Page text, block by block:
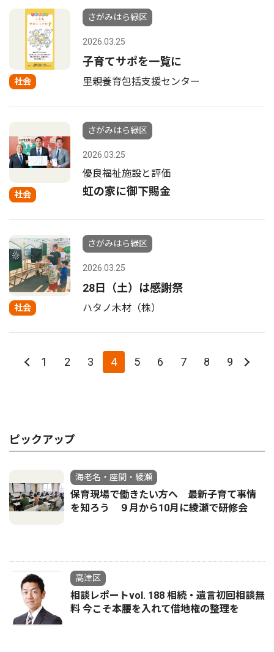
社会
さがみはら緑区
2026.03.25
子育てサポを一覧に
里親養育包括支援センター
社会
さがみはら緑区
2026.03.25
優良福祉施設と評価
虹の家に御下賜金
社会
さがみはら緑区
2026.03.25
28日（土）は感謝祭
ハタノ木材（株）
1 2 3 4 5 6 7 8 9
ピックアップ
海老名・座間・綾瀬
保育現場で働きたい方へ 最新子育て事情
を知ろう ９月から10月に綾瀬で研修会
高津区
相談レポートvol. 188 相続・遺言初回相談無
料 今こそ本腰を入れて借地権の整理を